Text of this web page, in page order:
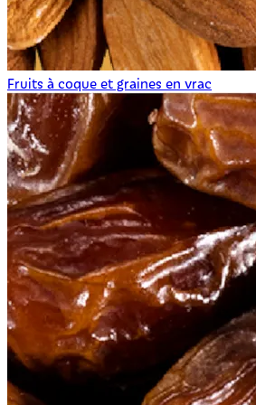
Fruits à coque et graines en vrac